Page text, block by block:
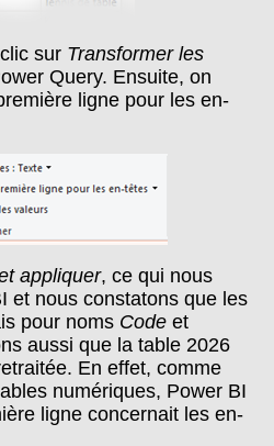
sur Transformer les
Query. Ensuite, on
ligne pour les en-
appliquer, ce qui nous
et nous constatons que les
pour noms Code et
aussi que la table 2026
En effet, comme
numériques, Power BI
ligne concernait les en-